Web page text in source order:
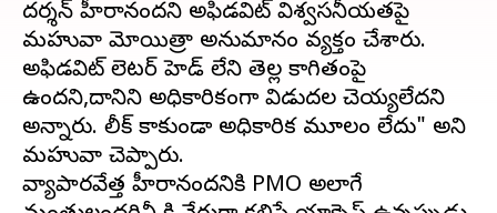
దర్శన్ హీరానందని అఫిడవిట్ విశ్వసనీయతపై
మహువా మోయిత్రా అనుమానం వ్యక్తం చేశారు.
అఫిడవిట్ లెటర్ హెడ్ లేని తెల్ల కాగితంపై
ఉందని,దానిని అధికారికంగా విడుదల చెయ్యలేదని
అన్నారు. లీక్ కాకుండా అధికారిక మూలం లేదు" అని
మహువా చెప్పారు.
వ్యాపారవేత్త హీరానందనికి PMO అలాగే